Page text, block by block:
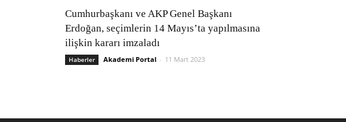
Cumhurbaşkanı ve AKP Genel Başkanı
Erdoğan, seçimlerin 14 Mayıs’ta yapılmasına
ilişkin kararı imzaladı
Haberler Akademi Portal - 11 Mart 2023